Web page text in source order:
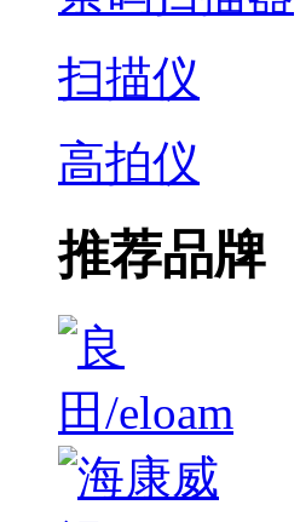
扫描仪
高拍仪
推荐品牌